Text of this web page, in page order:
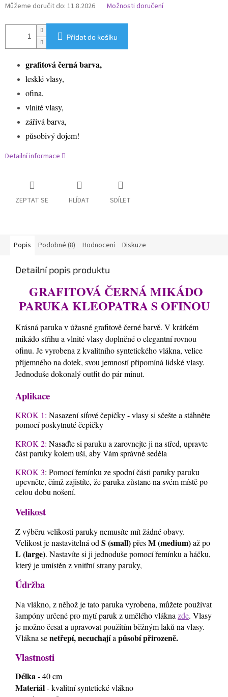
Můžeme doručit do: 11.8.2026 Možnosti doručení
Přidat do košíku
grafitová černá barva,
lesklé vlasy,
ofina,
vlnité vlasy,
zářivá barva,
působivý dojem!
Detailní informace
ZEPTAT SE HLÍDAT SDÍLET
Popis Podobné (8) Hodnocení Diskuze
Detailní popis produktu
GRAFITOVÁ ČERNÁ MIKÁDO
PARUKA KLEOPATRA S OFINOU
Krásná paruka v úžasné grafitově černé barvě. V krátkém
mikádo střihu a vlnité vlasy doplněné o elegantní rovnou
ofinu. Je vyrobena z kvalitního syntetického vlákna, velice
příjemného na dotek, svou jemností připomíná lidské vlasy.
Jednoduše dokonalý outfit do pár minut.
Aplikace
KROK 1: Nasazení síťové čepičky - vlasy si sčešte a stáhněte
pomocí poskytnuté čepičky
KROK 2: Nasaďte si paruku a zarovnejte ji na střed, upravte
část paruky kolem uší, aby Vám správně seděla
KROK 3: Pomocí řemínku ze spodní části paruky paruku
upevněte, čímž zajistíte, že paruka zůstane na svém místě po
celou dobu nošení.
Velikost
Z výběru velikosti paruky nemusíte mít žádné obavy.
Velikost je nastavitelná od S (small)přesM (medium)až po
L (large). Nastavíte si ji jednoduše pomocí řemínku a háčku,
který je umístěn z vnitřní strany paruky,
Údržba
Na vlákno, z něhož je tato paruka vyrobena, můžete používat
šampóny určené pro mytí paruk z umělého vláknazde. Vlasy
je možno česat a upravovat použitím běžným laků na vlasy.
Vlákna senetřepí, necuchajíapůsobí přirozeně.
Vlastnosti
Délka- 40 cm
Materiál- kvalitní syntetické vlákno